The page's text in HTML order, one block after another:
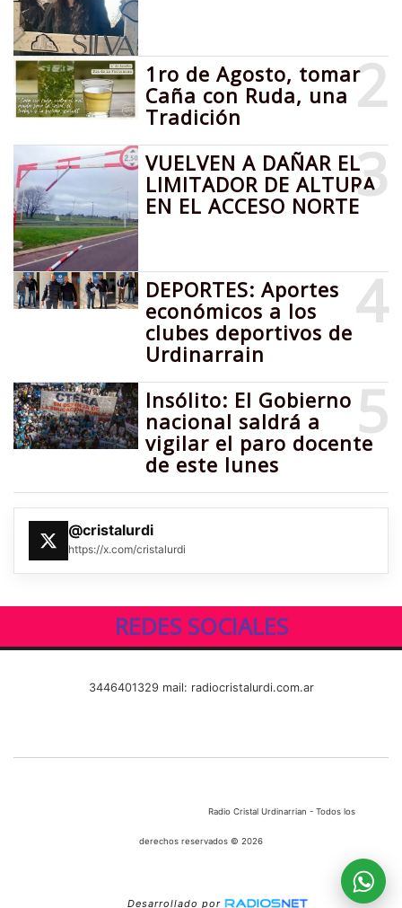
2
1ro de Agosto, tomar
Caña con Ruda, una
Tradición
3
VUELVEN A DAÑAR EL
LIMITADOR DE ALTURA
EN EL ACCESO NORTE
4
DEPORTES: Aportes
económicos a los
clubes deportivos de
Urdinarrain
5
Insólito: El Gobierno
nacional saldrá a
vigilar el paro docente
de este lunes
@cristalurdi
https://x.com/cristalurdi
REDES SOCIALES
3446401329 mail: radiocristalurdi.com.ar
Radio Cristal Urdinarrian - Todos los
derechos reservados © 2026
Desarrollado por